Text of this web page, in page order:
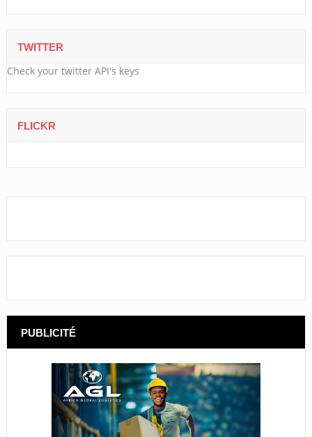
TWITTER
Check your twitter API's keys
FLICKR
PUBLICITÉ